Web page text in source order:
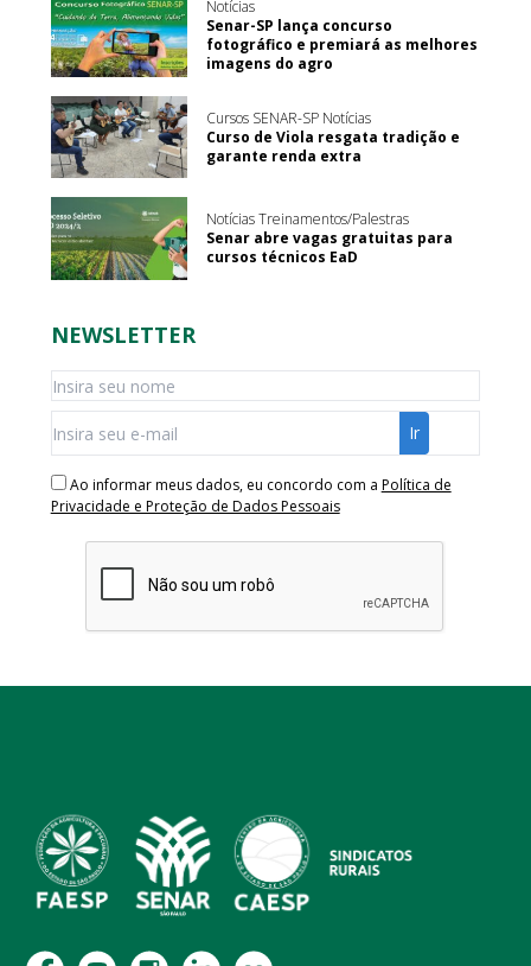
Notícias
Senar-SP lança concurso
fotográfico e premiará as melhores
imagens do agro
Cursos SENAR-SP Notícias
Curso de Viola resgata tradição e
garante renda extra
Notícias Treinamentos/Palestras
Senar abre vagas gratuitas para
cursos técnicos EaD
NEWSLETTER
Ao informar meus dados, eu concordo com a Política de
Privacidade e Proteção de Dados Pessoais